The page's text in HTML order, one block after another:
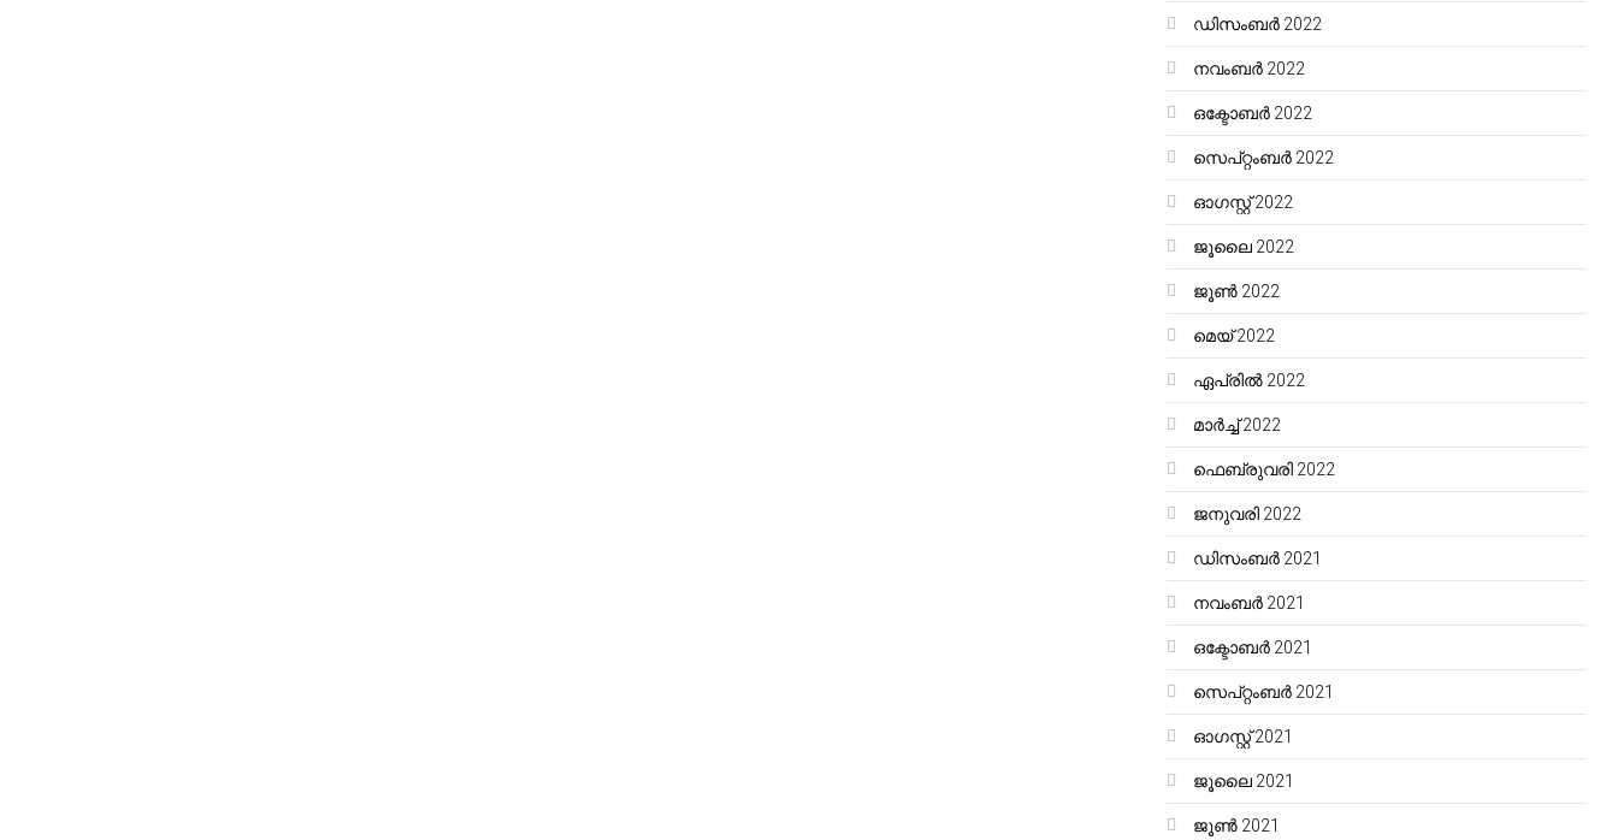
ഡിസംബർ 2022
നവംബർ 2022
ഒക്ടോബർ 2022
സെപ്റ്റംബർ 2022
ഓഗസ്റ്റ്‌ 2022
ജൂലൈ 2022
ജൂൺ 2022
മെയ്‌ 2022
ഏപ്രിൽ 2022
മാർച്ച്‌ 2022
ഫെബ്രുവരി 2022
ജനുവരി 2022
ഡിസംബർ 2021
നവംബർ 2021
ഒക്ടോബർ 2021
സെപ്റ്റംബർ 2021
ഓഗസ്റ്റ്‌ 2021
ജൂലൈ 2021
ജൂൺ 2021